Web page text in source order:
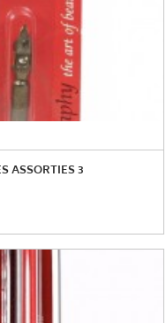
ASSORTIES 3